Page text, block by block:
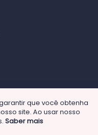
que você obtenha
site. Ao usar nosso
Saber mais
por Kel Designs